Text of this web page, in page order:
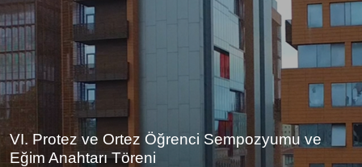
VI. Protez ve Ortez Öğrenci Sempozyumu ve
Eğim Anahtarı Töreni